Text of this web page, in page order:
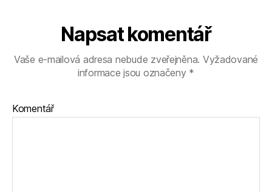
Napsat komentář
Vaše e-mailová adresa nebude zveřejněna. Vyžadované
informace jsou označeny *
Komentář